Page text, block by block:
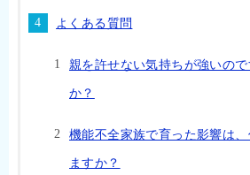
よくある質問
親を許せない気持ちが強いの
か？
機能不全家族で育った影響は
ますか？